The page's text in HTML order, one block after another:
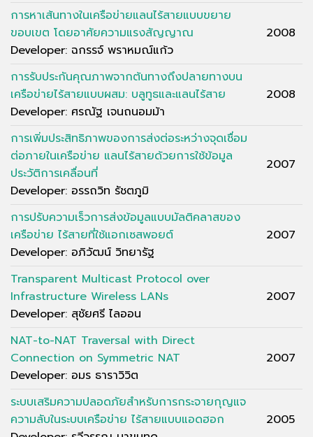
การหาเส้นทางในเครือข่ายแลนไร้สายแบบขยาย
ขอบเขต โดยอาศัยความแรงสัญญาณ
Developer: ฉกรรจ์ พราหมณ์แก้ว
2008
การรับประกันคุณภาพจากต้นทางถึงปลายทางบน
เครือข่ายไร้สายแบบผสม: บลูทูธและแลนไร้สาย
Developer: ศรณัฐ เจนถนอมม้า
2008
การเพิ่มประสิทธิภาพของการส่งต่อระหว่างจุดเชื่อม
ต่อภายในเครือข่าย แลนไร้สายด้วยการใช้ข้อมูล
ประวัติการเคลื่อนที่
Developer: อรรถวิท รัชตภูมิ
2007
การปรับความเร็วการส่งข้อมูลแบบมัลติคลาสของ
เครือข่าย ไร้สายที่ใช้แอกเซสพอยต์
Developer: อภิวัฒน์ วิทยารัฐ
2007
Transparent Multicast Protocol over
Infrastructure Wireless LANs
Developer: สุชัยศรี ไลออน
2007
NAT-to-NAT Traversal with Direct
Connection on Symmetric NAT
Developer: อมร ธาราวิวิต
2007
ระบบเสริมความปลอดภัยสำหรับการกระจายกุญแจ
ความลับในระบบเครือข่าย ไร้สายแบบแอดฮอก
2005